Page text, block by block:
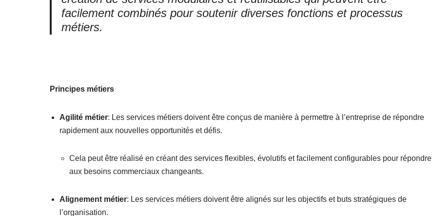
facilement combinés pour soutenir diverses fonctions et processus
métiers.
Principes métiers
Agilité métier: Les services métiers doivent être conçus de manière à permettre à l’entreprise de répondre
rapidement aux nouvelles opportunités et défis.
Cela peut être réalisé en créant des services flexibles, évolutifs et facilement configurables pour répondre
aux besoins commerciaux changeants.
Alignement métier: Les services métiers doivent être alignés sur les objectifs et buts stratégiques de
l’organisation.